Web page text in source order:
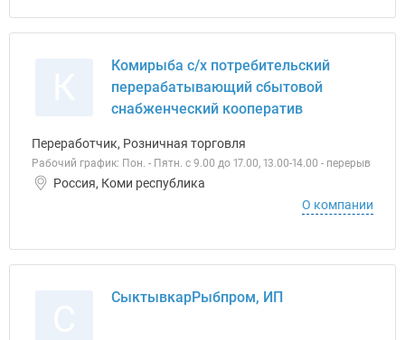
Комирыба с/х потребительский
перерабатывающий сбытовой
снабженческий кооператив
Переработчик, Розничная торговля
Рабочий график: Пон. - Пятн. с 9.00 до 17.00, 13.00-14.00 - перерыв
Россия, Коми республика
О компании
СыктывкарРыбпром, ИП